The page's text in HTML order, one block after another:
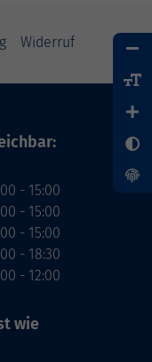
Widerruf
- 15:00
- 15:00
- 15:00
- 18:30
- 12:00
wie